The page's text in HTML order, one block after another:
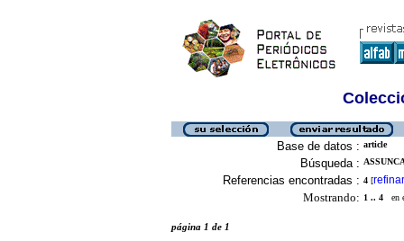
Base de datos : article
Búsqueda :
Referencias encontradas : 4 [refinar
Mostrando: 1 .. 4 en
página 1 de 1